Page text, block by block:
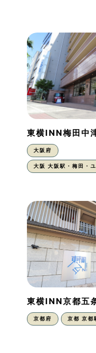
東横INN梅田中
大阪府
大阪 大阪駅・梅田・
東横INN京都五
京都府 京都 京都